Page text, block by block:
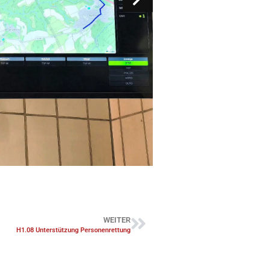
WEITER
H1.08 Unterstützung Personenrettung